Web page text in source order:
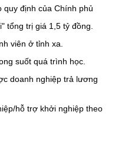
định của Chính phủ
tổng trị giá 1,5 tỷ đồng.
viên ở tỉnh xa.
suốt quá trình học.
doanh nghiệp trả lương
hỗ trợ khởi nghiệp theo